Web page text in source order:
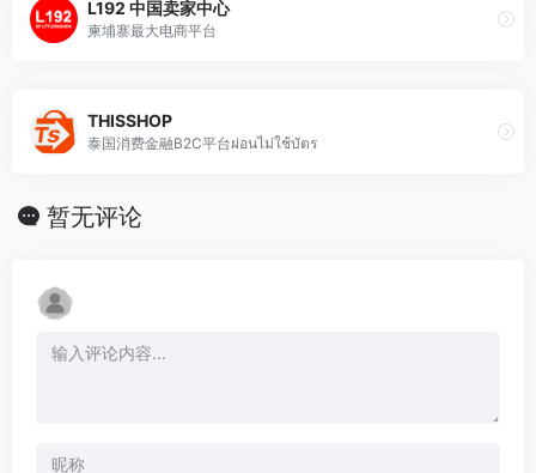
L192 中国卖家中心
柬埔寨最大电商平台
THISSHOP
泰国消费金融B2C平台ผ่อนไม่ใช้บัตร
暂无评论